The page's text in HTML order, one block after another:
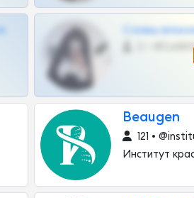
Сливы
Beaugen
121 •
Институт